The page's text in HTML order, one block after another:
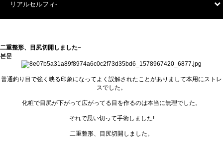
リアルセルフィ‐
二重整形、目尻切開しました~
본문
普通釣り目で強く映る印象になってよく誤解されたことがありまして本用にストレ
スでした。
化粧で目尻が下がって広がってる目を作るのは本当に無理でした。
それで思い切って手術しました!
二重整形、目尻切開しました。